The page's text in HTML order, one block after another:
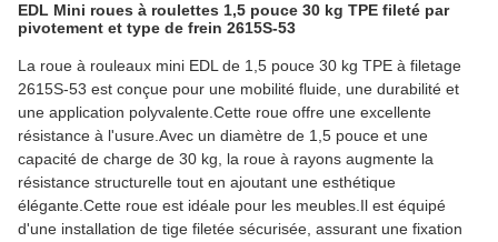
EDL Mini roues à roulettes 1,5 pouce 30 kg TPE fileté par
pivotement et type de frein 2615S-53
La roue à rouleaux mini EDL de 1,5 pouce 30 kg TPE à filetage
2615S-53 est conçue pour une mobilité fluide, une durabilité et
une application polyvalente.Cette roue offre une excellente
résistance à l'usure.Avec un diamètre de 1,5 pouce et une
capacité de charge de 30 kg, la roue à rayons augmente la
résistance structurelle tout en ajoutant une esthétique
élégante.Cette roue est idéale pour les meubles.Il est équipé
d'une installation de tige filetée sécurisée, assurant une fixation